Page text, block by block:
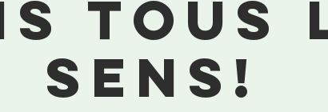
tous
sens!